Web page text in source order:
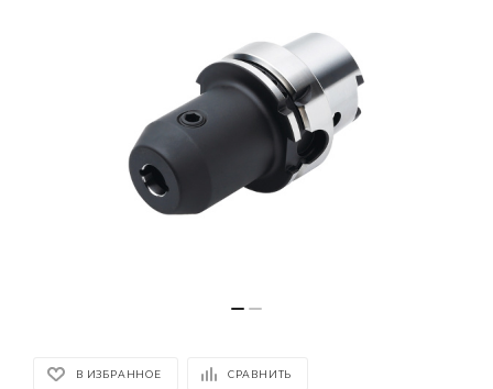
В ИЗБРАННОЕ СРАВНИТЬ